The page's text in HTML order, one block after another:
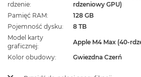
rdzenie
rdzeniowy GPU)
Pamięć RAM
128 GB
Pojemność dysku
8 TB
Model karty
graficznej
Apple M4 Max (40-
Kolor obudowy Gwiezdna Czerń